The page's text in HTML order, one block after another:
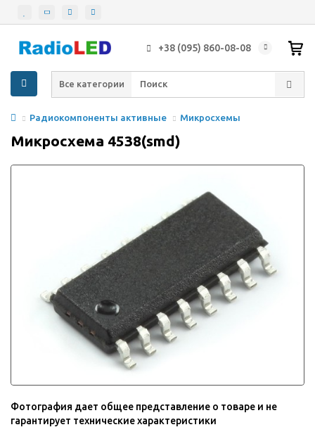
+38 (095) 860-08-08
Все категории
Радиокомпоненты активные Микросхемы
Микросхема 4538(smd)
Фотография дает общее представление о товаре и не
гарантирует технические характеристики